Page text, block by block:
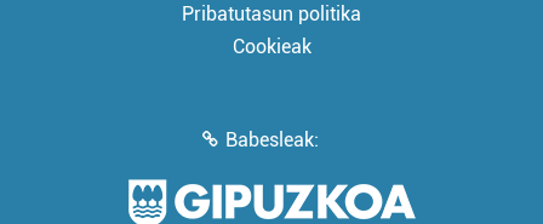
Pribatutasun politika
Cookieak
Babesleak: